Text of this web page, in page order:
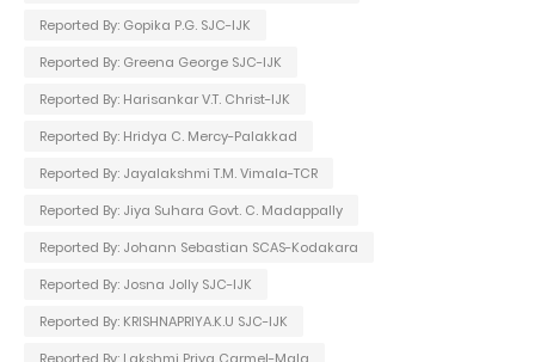
Reported By: Gopika P.G. SJC-IJK
Reported By: Greena George SJC-IJK
Reported By: Harisankar V.T. Christ-IJK
Reported By: Hridya C. Mercy-Palakkad
Reported By: Jayalakshmi T.M. Vimala-TCR
Reported By: Jiya Suhara Govt. C. Madappally
Reported By: Johann Sebastian SCAS-Kodakara
Reported By: Josna Jolly SJC-IJK
Reported By: KRISHNAPRIYA.K.U SJC-IJK